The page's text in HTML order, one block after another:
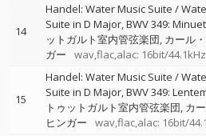
14
Handel: Water Music Suite /
Suite in D Major, BWV 349: Minuet
ットガルト室内管弦楽団 カール
ガー
wav,flac,alac: 16bit/44.1kHz
15
Handel: Water Music Suite /
Suite in D Major, BWV 349:
トゥットガルト室内管弦楽団 カ
ヒンガー
wav,flac,alac: 16bit/